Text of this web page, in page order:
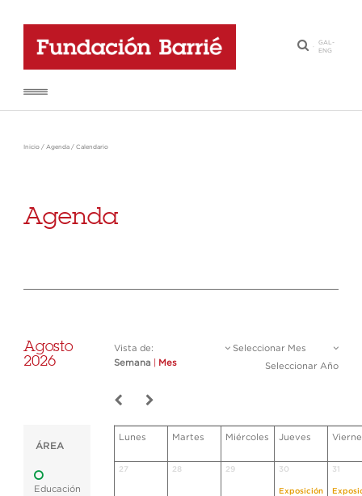
·
GAL-
ENG
Inicio / Agenda / Calendario
Agenda
Agosto
2026
Vista de:
Semana
Mes
Seleccionar Mes
Seleccionar Año
ÁREA
Educación
Lunes Martes Miércoles Jueves
27 28 29 30
Exposición
31